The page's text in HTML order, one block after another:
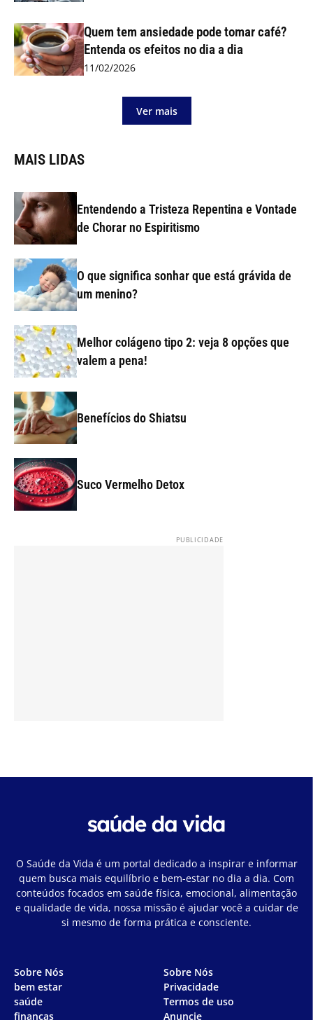
Quem tem ansiedade pode tomar café?
Entenda os efeitos no dia a dia
11/02/2026
Ver mais
MAIS LIDAS
Entendendo a Tristeza Repentina e Vontade
de Chorar no Espiritismo
O que significa sonhar que está grávida de
um menino?
Melhor colágeno tipo 2: veja 8 opções que
valem a pena!
Benefícios do Shiatsu
Suco Vermelho Detox
O Saúde da Vida é um portal dedicado a inspirar e informar
quem busca mais equilíbrio e bem-estar no dia a dia. Com
conteúdos focados em saúde física, emocional, alimentação
e qualidade de vida, nossa missão é ajudar você a cuidar de
si mesmo de forma prática e consciente.
Sobre Nós
bem estar
saúde
finanças
Sobre Nós
Privacidade
Termos de uso
Anuncie